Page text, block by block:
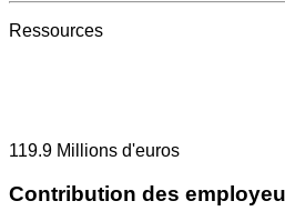
Ressources
119.9 Millions d'euros
Contribution des